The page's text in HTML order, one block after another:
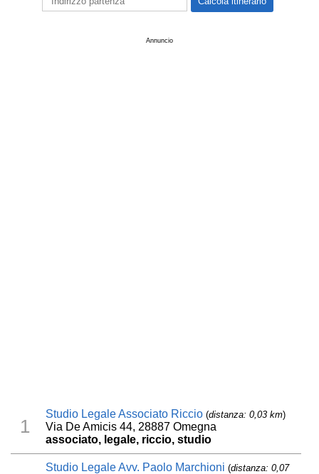
Annuncio
1
Studio Legale Associato Riccio (distanza: 0,03 km)
Via De Amicis 44, 28887 Omegna
associato, legale, riccio, studio
Studio Legale Avv. Paolo Marchioni (distanza: 0,07